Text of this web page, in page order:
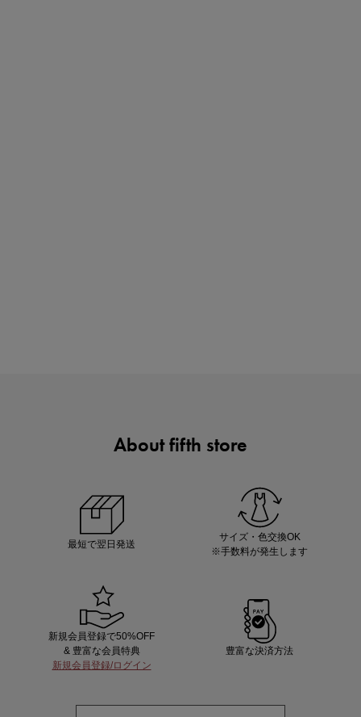
買えば買うほどお得! 最大半額クーポン
About fifth store
最短で翌日発送
サイズ・色交換OK
※手数料が発生します
新規会員登録で50%OFF
& 豊富な会員特典
新規会員登録/ログイン
豊富な決済方法